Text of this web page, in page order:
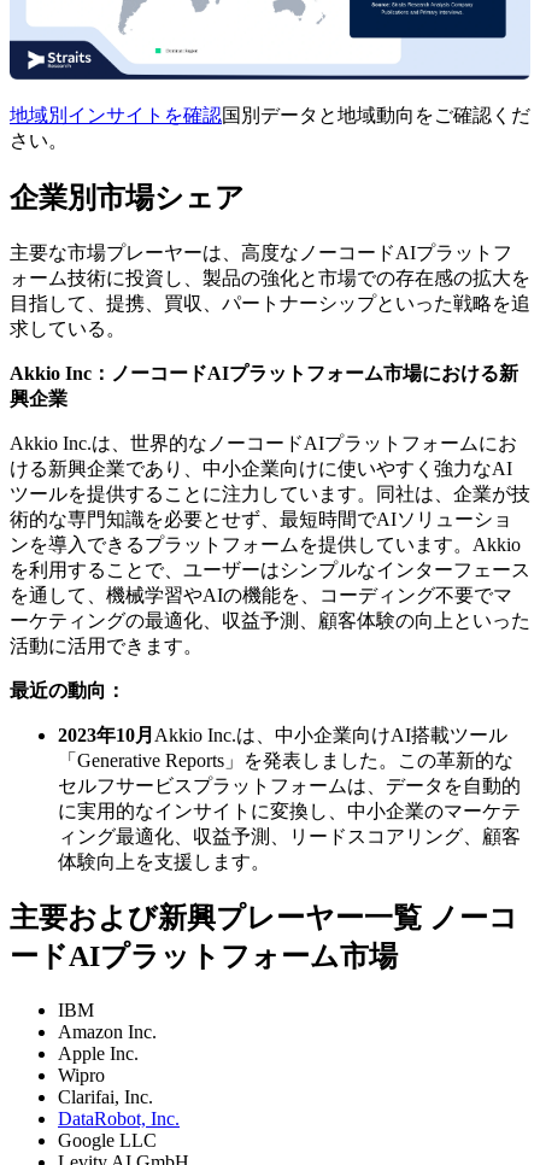
地域別インサイトを確認国別データと地域動向をご確認くだ
さい。
企業別市場シェア
主要な市場プレーヤーは、高度なノーコードAIプラットフ
ォーム技術に投資し、製品の強化と市場での存在感の拡大を
目指して、提携、買収、パートナーシップといった戦略を追
求している。
Akkio Inc：ノーコードAIプラットフォーム市場における新
興企業
Akkio Inc.は、世界的なノーコードAIプラットフォームにお
ける新興企業であり、中小企業向けに使いやすく強力なAI
ツールを提供することに注力しています。同社は、企業が技
術的な専門知識を必要とせず、最短時間でAIソリューショ
ンを導入できるプラットフォームを提供しています。Akkio
を利用することで、ユーザーはシンプルなインターフェース
を通して、機械学習やAIの機能を、コーディング不要でマ
ーケティングの最適化、収益予測、顧客体験の向上といった
活動に活用できます。
最近の動向：
2023年10月 Akkio Inc.は、中小企業向けAI搭載ツール
「Generative Reports」を発表しました。この革新的な
セルフサービスプラットフォームは、データを自動的
に実用的なインサイトに変換し、中小企業のマーケテ
ィング最適化、収益予測、リードスコアリング、顧客
体験向上を支援します。
主要および新興プレーヤー一覧 ノーコ
ードAIプラットフォーム市場
IBM
Amazon Inc.
Apple Inc.
Wipro
Clarifai, Inc.
DataRobot, Inc.
Google LLC